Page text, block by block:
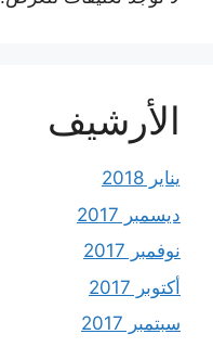
الأرشيف
يناير 2018
ديسمبر 2017
نوفمبر 2017
أكتوبر 2017
سبتمبر 2017